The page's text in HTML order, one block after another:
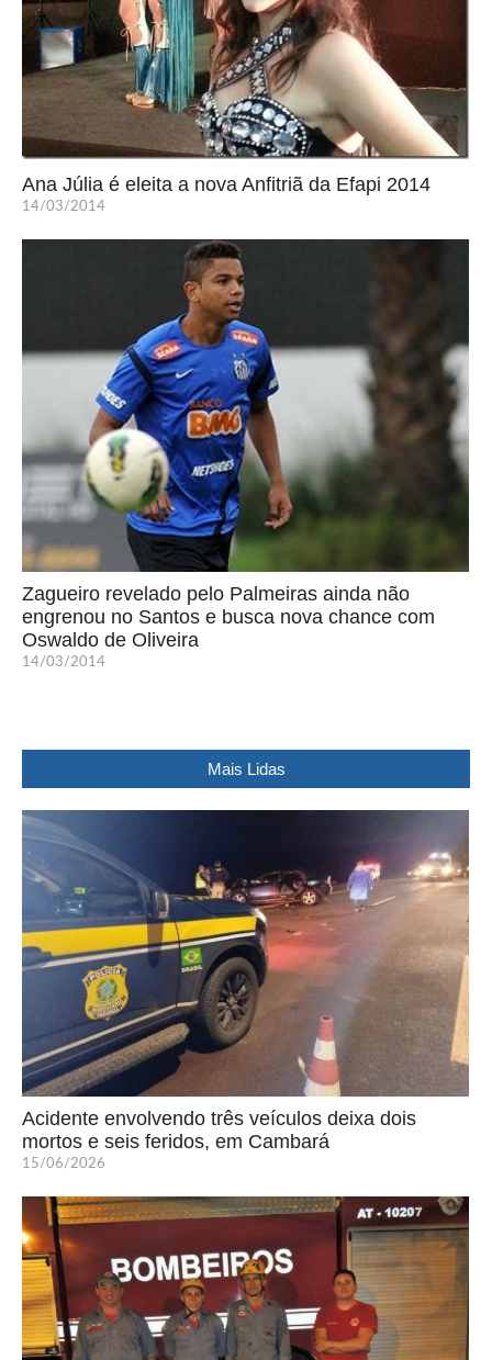
Ana Júlia é eleita a nova Anfitriã da Efapi 2014
14/03/2014
Zagueiro revelado pelo Palmeiras ainda não
engrenou no Santos e busca nova chance com
Oswaldo de Oliveira
14/03/2014
Mais Lidas
Acidente envolvendo três veículos deixa dois
mortos e seis feridos, em Cambará
15/06/2026